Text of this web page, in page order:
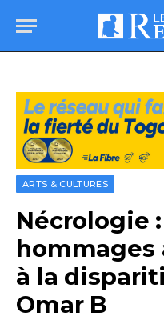
ARTS & CULTURES
Nécrologie
à la
Omar B